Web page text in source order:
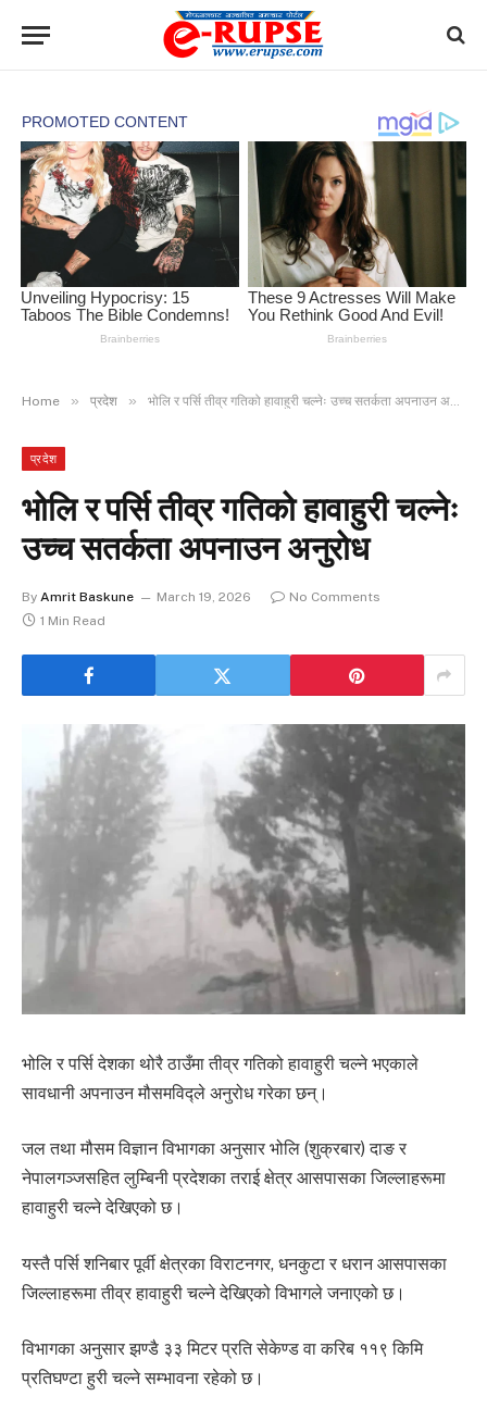
Home » प्रदेश » भोलि र पर्सि तीव्र गतिको हावाहुरी चल्नेः उच्च सतर्कता अपनाउन अनुरोध
प्रदेश
भोलि र पर्सि तीव्र गतिको हावाहुरी चल्नेः
उच्च सतर्कता अपनाउन अनुरोध
By Amrit Baskune March 19, 2026
No Comments
1 Min Read
भोलि र पर्सि देशका थोरै ठाउँमा तीव्र गतिको हावाहुरी चल्ने भएकाले
सावधानी अपनाउन मौसमविद्ले अनुरोध गरेका छन्।
जल तथा मौसम विज्ञान विभागका अनुसार भोलि (शुक्रबार) दाङ र
नेपालगञ्जसहित लुम्बिनी प्रदेशका तराई क्षेत्र आसपासका जिल्लाहरूमा
हावाहुरी चल्ने देखिएको छ।
यस्तै पर्सि शनिबार पूर्वी क्षेत्रका विराटनगर, धनकुटा र धरान आसपासका
जिल्लाहरूमा तीव्र हावाहुरी चल्ने देखिएको विभागले जनाएको छ।
विभागका अनुसार झण्डै ३३ मिटर प्रति सेकेण्ड वा करिब ११९ किमि
प्रतिघण्टा हुरी चल्ने सम्भावना रहेको छ।